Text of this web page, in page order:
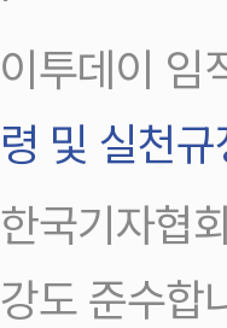
이투데이 임
령 및 실천규
한국기자협
강도 준수합